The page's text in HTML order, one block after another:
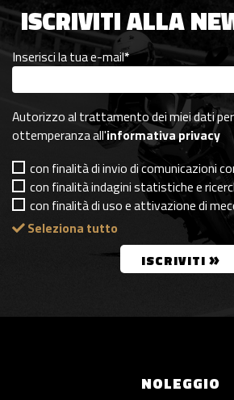
ISCRIVITI ALLA
Inserisci la tua e-mail*
Autorizzo al trattamento dei miei dati
ottemperanza all'informativa privacy
con finalità di invio di comunicazioni
con finalità indagini statistiche e
con finalità di uso e attivazione di
Seleziona tutto
ISCRIVITI »
NOLEGGIO